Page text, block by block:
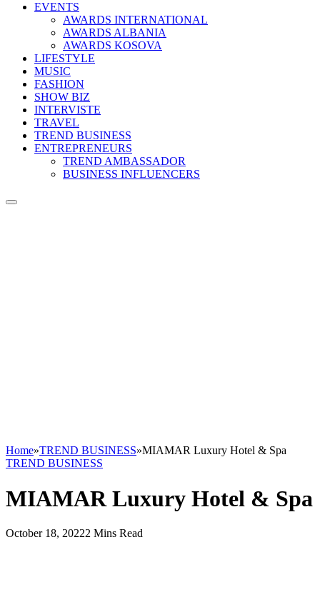
EVENTS
AWARDS INTERNATIONAL
AWARDS ALBANIA
AWARDS KOSOVA
LIFESTYLE
MUSIC
FASHION
SHOW BIZ
INTERVISTE
TRAVEL
TREND BUSINESS
ENTREPRENEURS
TREND AMBASSADOR
BUSINESS INFLUENCERS
Home»TREND BUSINESS»MIAMAR Luxury Hotel & Spa
TREND BUSINESS
MIAMAR Luxury Hotel & Spa
October 18, 20222 Mins Read